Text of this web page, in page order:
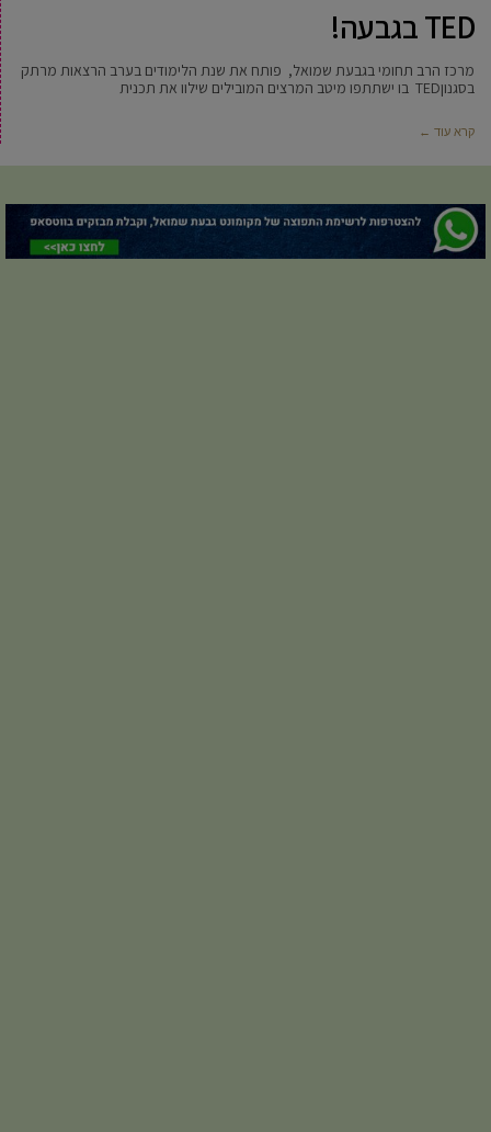
TED בגבעה!
מרכז הרב תחומי בגבעת שמואל, פותח את שנת הלימודים בערב הרצאות מרתק
בסגנוןTED בו ישתתפו מיטב המרצים המובילים שילוו את תכנית
קרא עוד ←